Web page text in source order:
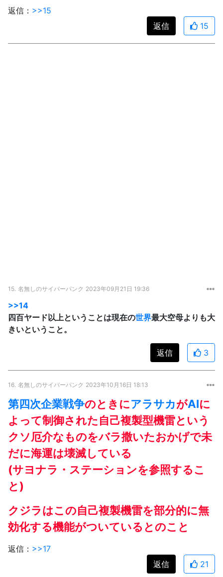
返信： >>15
返信
15
15. 名無しのサイバーパンク 2023年09月21日 19:36
>>14
四百ヤード以上ということは現在の世界最大空母よりも大
きいということ。
返信 3
16. 名無しのサイバーパンク 2023年10月16日 18:13
第四次企業戦争のときにアラサカがAIに
よって制御された自己複製型機雷という
クソ厄介なものをバラ撒いたおかげで未
だに海運は壊滅している
(サヨナラ・ステーションを参照するこ
と)
クジラはこの自己複製機雷を部分的に無
効化する機能がついているとのこと
返信： >>17
返信
21